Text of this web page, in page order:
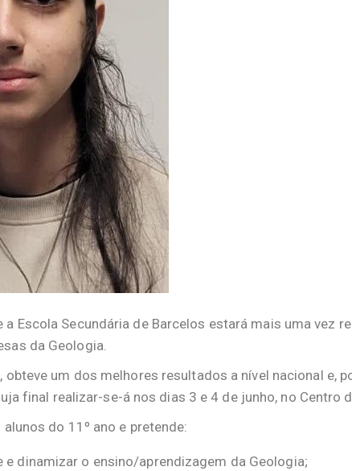
Escola Secundária de Barcelos estará mais uma vez
da Geologia.
, obteve um dos melhores resultados a nível nacional e,
final realizar-se-á nos dias 3 e 4 de junho, no Centro
do 11º ano e pretende:
e dinamizar o ensino/aprendizagem da Geologia;